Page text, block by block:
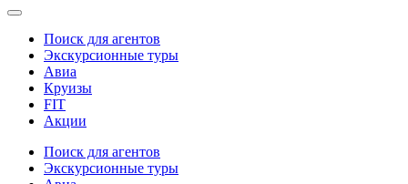
Поиск для агентов
Экскурсионные туры
Авиа
Круизы
FIT
Акции
Поиск для агентов
Экскурсионные туры